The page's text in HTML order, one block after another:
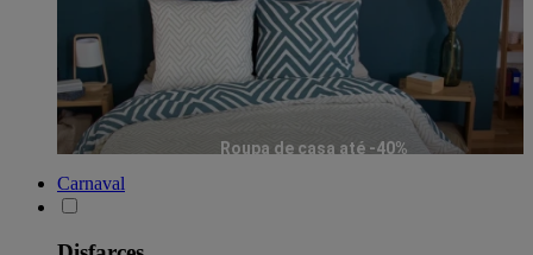
Roupa de casa até -40%
Carnaval